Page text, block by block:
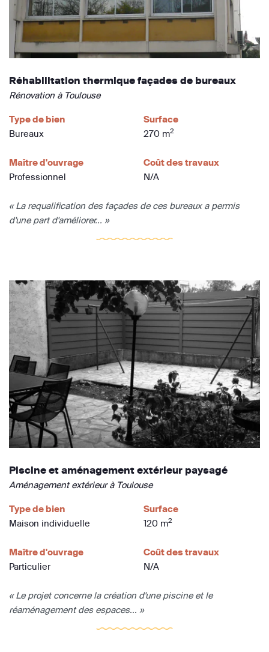
Réhabilitation thermique façades de bureaux
Rénovation à Toulouse
Type de bien
Bureaux
Surface
270 m2
Maître d'ouvrage
Professionnel
Coût des travaux
N/A
« La requalification des façades de ces bureaux a permis
d'une part d'améliorer... »
Piscine et aménagement extérieur paysagé
Aménagement extérieur à Toulouse
Type de bien
Maison individuelle
Surface
120 m2
Maître d'ouvrage
Particulier
Coût des travaux
N/A
« Le projet concerne la création d'une piscine et le
réaménagement des espaces... »